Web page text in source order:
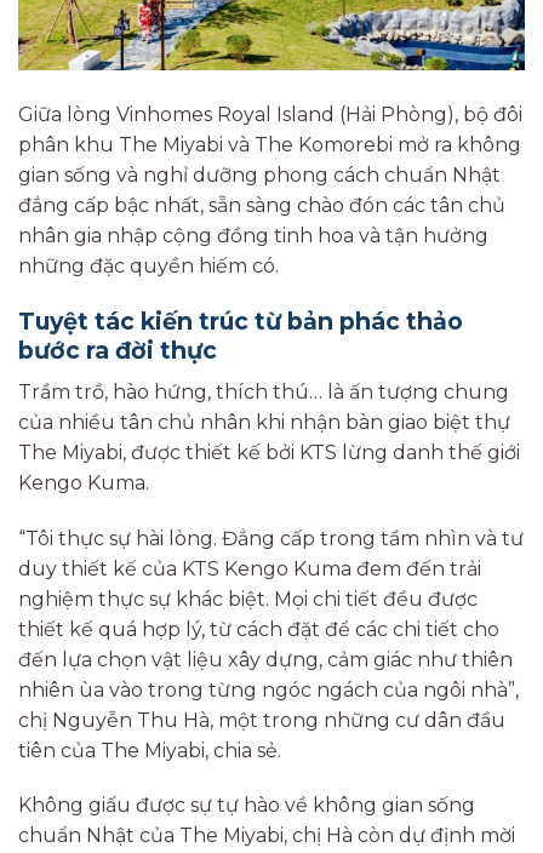
Giữa lòng Vinhomes Royal Island (Hải Phòng), bộ đôi
phân khu The Miyabi và The Komorebi mở ra không
gian sống và nghỉ dưỡng phong cách chuẩn Nhật
đẳng cấp bậc nhất, sẵn sàng chào đón các tân chủ
nhân gia nhập cộng đồng tinh hoa và tận hưởng
những đặc quyền hiếm có.
Tuyệt tác kiến trúc từ bản phác thảo
bước ra đời thực
Trầm trồ, hào hứng, thích thú… là ấn tượng chung
của nhiều tân chủ nhân khi nhận bàn giao biệt thự
The Miyabi, được thiết kế bởi KTS lừng danh thế giới
Kengo Kuma.
“Tôi thực sự hài lòng. Đẳng cấp trong tầm nhìn và tư
duy thiết kế của KTS Kengo Kuma đem đến trải
nghiệm thực sự khác biệt. Mọi chi tiết đều được
thiết kế quá hợp lý, từ cách đặt để các chi tiết cho
đến lựa chọn vật liệu xây dựng, cảm giác như thiên
nhiên ùa vào trong từng ngóc ngách của ngôi nhà”,
chị Nguyễn Thu Hà, một trong những cư dân đầu
tiên của The Miyabi, chia sẻ.
Không giấu được sự tự hào về không gian sống
chuẩn Nhật của The Miyabi, chị Hà còn dự định mời